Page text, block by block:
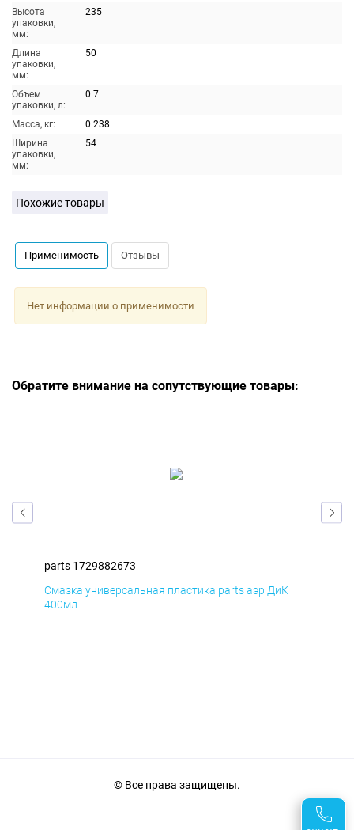
Высота
упаковки,
мм:
235
Длина
упаковки,
мм:
50
Объем
упаковки, л:
0.7
Масса, кг:
0.238
Ширина
упаковки,
мм:
54
Похожие товары
Применимость Отзывы
Нет информации о применимости
Обратите внимание на сопутствующие товары:
parts 1729882673
Смазка универсальная пластика parts аэр ДиК
400мл
© Все права защищены.